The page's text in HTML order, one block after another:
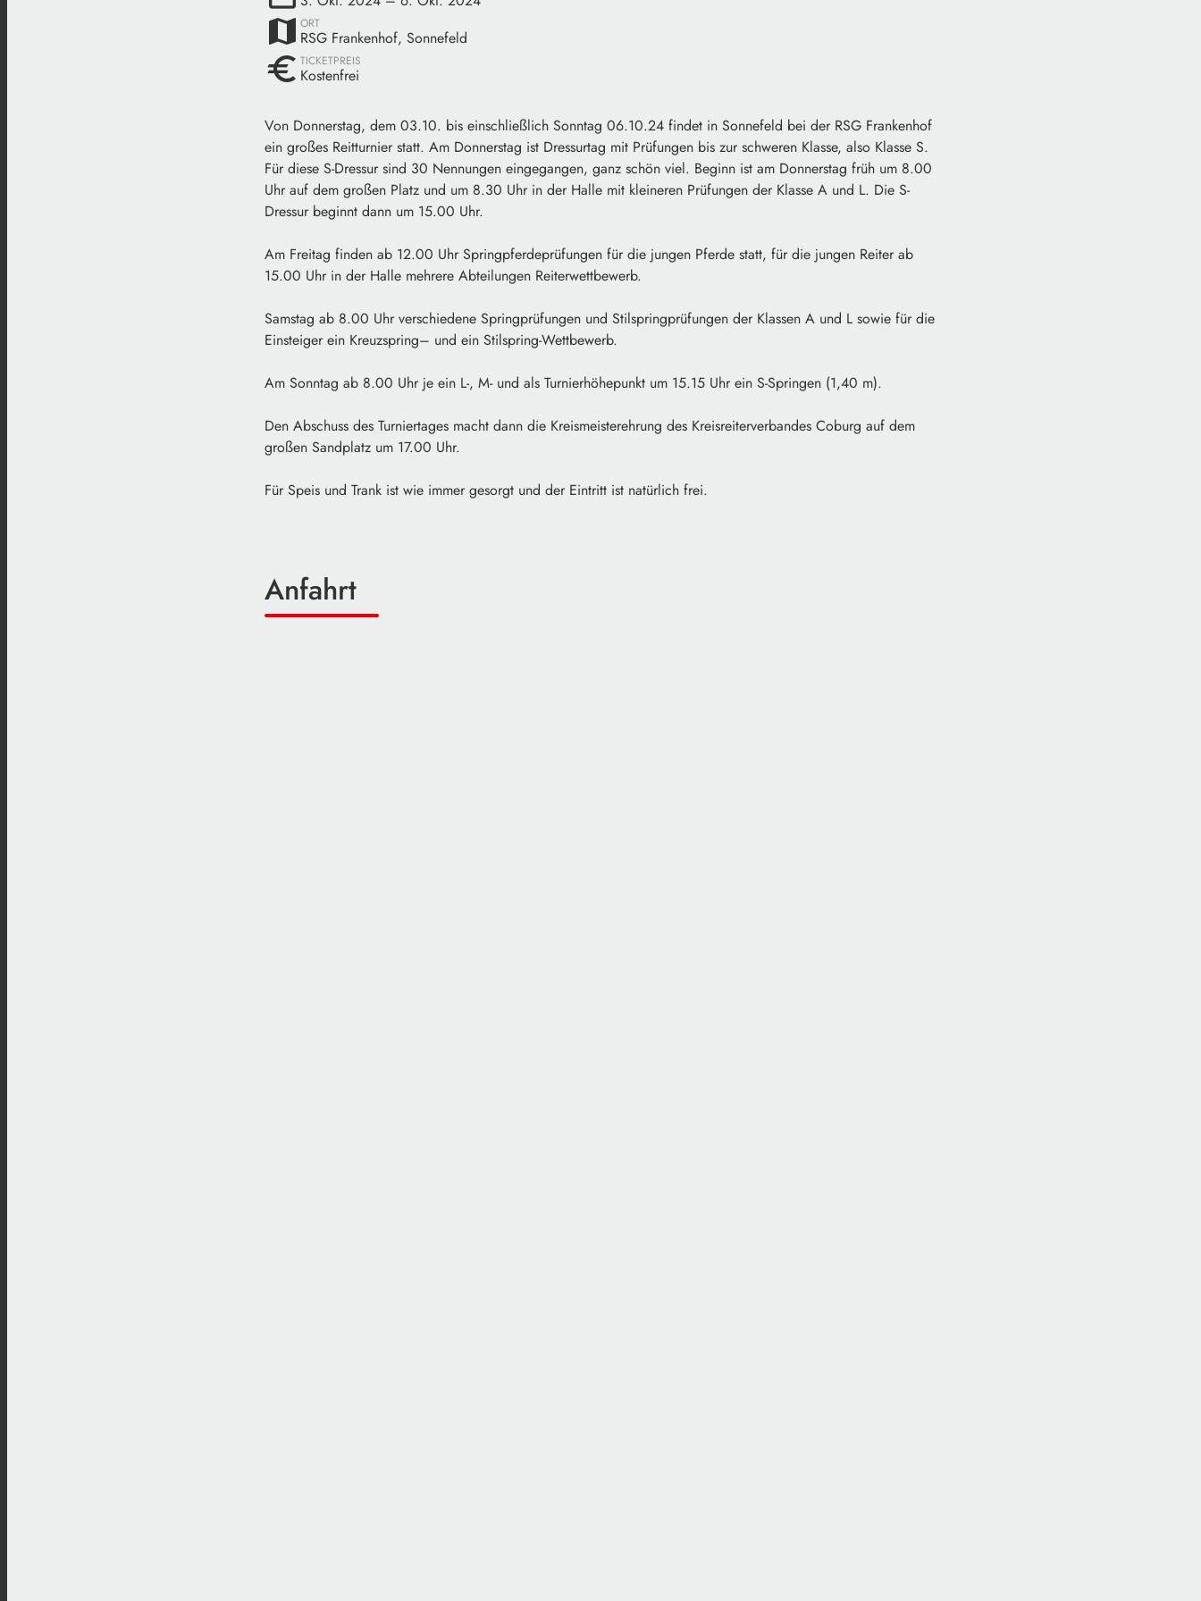
map ORT
RSG Frankenhof, Sonnefeld
euro TICKETPREIS
Kostenfrei
Von Donnerstag, dem 03.10. bis einschließlich Sonntag 06.10.24 findet in Sonnefeld bei der RSG Frankenhof
ein großes Reitturnier statt. Am Donnerstag ist Dressurtag mit Prüfungen bis zur schweren Klasse, also Klasse S.
Für diese S-Dressur sind 30 Nennungen eingegangen, ganz schön viel. Beginn ist am Donnerstag früh um 8.00
Uhr auf dem großen Platz und um 8.30 Uhr in der Halle mit kleineren Prüfungen der Klasse A und L. Die S-
Dressur beginnt dann um 15.00 Uhr.
Am Freitag finden ab 12.00 Uhr Springpferdeprüfungen für die jungen Pferde statt, für die jungen Reiter ab
15.00 Uhr in der Halle mehrere Abteilungen Reiterwettbewerb.
Samstag ab 8.00 Uhr verschiedene Springprüfungen und Stilspringprüfungen der Klassen A und L sowie für die
Einsteiger ein Kreuzspring– und ein Stilspring-Wettbewerb.
Am Sonntag ab 8.00 Uhr je ein L-, M- und als Turnierhöhepunkt um 15.15 Uhr ein S-Springen (1,40 m).
Den Abschuss des Turniertages macht dann die Kreismeisterehrung des Kreisreiterverbandes Coburg auf dem
großen Sandplatz um 17.00 Uhr.
Für Speis und Trank ist wie immer gesorgt und der Eintritt ist natürlich frei.
Anfahrt